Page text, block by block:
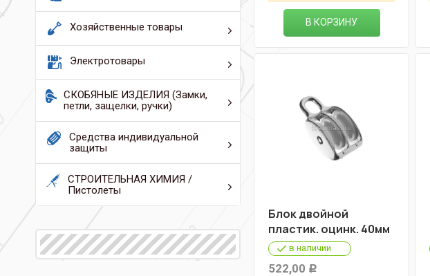
Хозяйственные товары
Электротовары
СКОБЯНЫЕ ИЗДЕЛИЯ (Замки,
петли, защелки, ручки)
Средства индивидуальной
защиты
СТРОИТЕЛЬНАЯ ХИМИЯ /
Пистолеты
В КОРЗИНУ
Блок двойной
пластик. оцинк. 40мм
в наличии
522,00 Р